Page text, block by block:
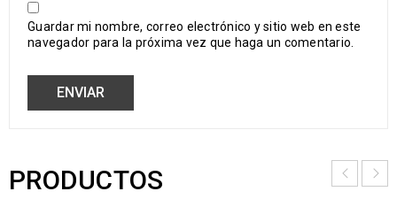
Guardar mi nombre, correo electrónico y sitio web en este
navegador para la próxima vez que haga un comentario.
PRODUCTOS